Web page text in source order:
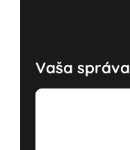
Vaša správa